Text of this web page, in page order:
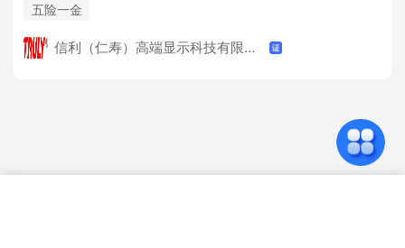
五险一金
信利（仁寿）高端显示科技有限公司